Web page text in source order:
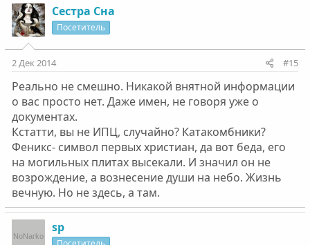
Сестра Сна
Посетитель
2 Дек 2014 #15
Реально не смешно. Никакой внятной информации
о вас просто нет. Даже имен, не говоря уже о
документах.
Кстатти, вы не ИПЦ, случайно? Катакомбники?
Феникс- символ первых христиан, да вот беда, его
на могильных плитах высекали. И значил он не
возрождение, а вознесение души на небо. Жизнь
вечную. Но не здесь, а там.
sp